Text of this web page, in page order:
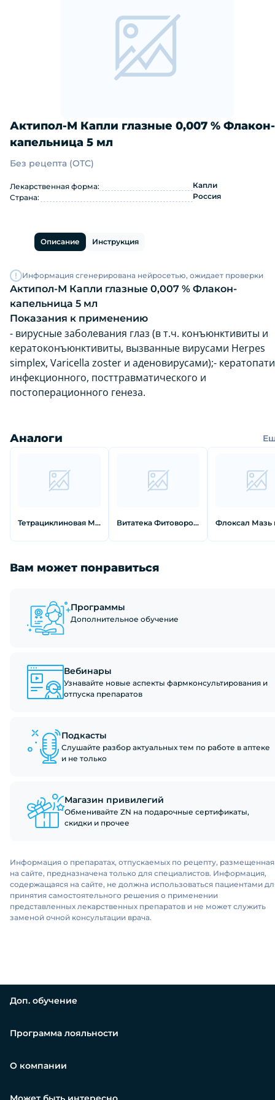
Актипол-М Капли глазные 0,007 % Флакон-
капельница 5 мл
Актипол-М Капли глазные 0,007 %
Без рецепта (OTC)
Лекарственная форма:
Капли
Страна:
Россия
Описание Инструкция
Информация сгенерирована нейросетью, ожидает проверки
Актипол-М Капли глазные 0,007 % Флакон-
капельница 5 мл
Показания к применению
- вирусные заболевания глаз (в т.ч. конъюнктивиты и
кератоконъюнктивиты, вызванные вирусами Herpes
simplex, Varicella zoster и аденовирусами);-
инфекционного, посттравматического и
постоперационного генеза.
Аналоги
Тетрациклиновая Мазь глазная 1 % 3 г Витатека Фитоворонка ушная люкс 2 шт
Вам может понравиться
Программы
Дополнительное обучение
Вебинары
Узнавайте новые аспекты фармконсультирования и
отпуска препаратов
Подкасты
Слушайте разбор актуальных тем по работе в аптеке
и не только
Магазин привилегий
Обменивайте ZN на подарочные сертификаты,
скидки и прочее
Информация о препаратах, отпускаемых по рецепту, размещенная
на сайте, предназначена только для специалистов. Информация,
содержащаяся на сайте, не должна использоваться пациентами
принятия самостоятельного решения о применении
представленных лекарственных препаратов и не может служить
заменой очной консультации врача.
Доп. обучение
Программа лояльности
О компании